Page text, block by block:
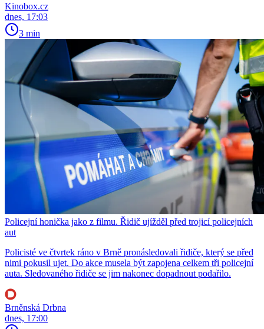
Kinobox.cz
dnes, 17:03
3 min
Policejní honička jako z filmu. Řidič ujížděl před trojicí policejních
aut
Policisté ve čtvrtek ráno v Brně pronásledovali řidiče, který se před
nimi pokusil ujet. Do akce musela být zapojena celkem tři policejní
auta. Sledovaného řidiče se jim nakonec dopadnout podařilo.
Brněnská Drbna
dnes, 17:00